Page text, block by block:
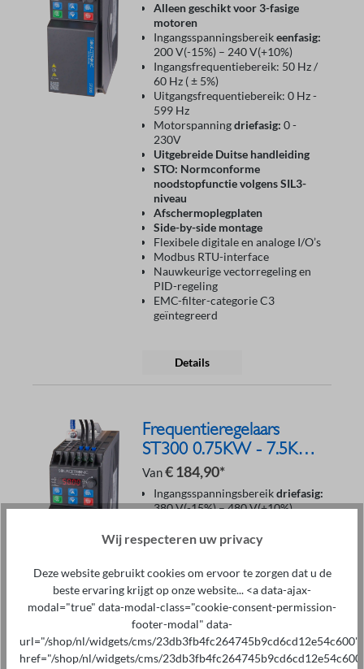
Alleen geschikt voor 3-fasige
motoren
Ingangsspanningsbereikeenfasig:
200 V(-15%) – 240 V(+10%)
Ingangsfrequentiebereik: 50 Hz /
60 Hz ( ± 5%)
Uitgangsfrequentiebereik: 0 Hz -
599 Hz
Motorspanningdriefasig: 0 -
230V
Uitgebreide Duitse handleiding
STO: Normconforme
noodstopfunctie volgens SIL3-
niveau
Afschermoplegplaten
Side-by-side montage
Flexibele digitale en analoge I/O’s
Modbus RTU-interface
Nauwkeurige vectorregeling en
PID-regeling
EMC-filter-categorie C3
geïntegreerd
Details
Frequentieregelaars
ST300 0.75KW - 7.5KW
400V
Van€ 184,90*
Ingangsspanningsbereikdriefasig:
380 V(-15%) – 480 V(+10%)
60 Hz ( ± 5%)
599 Hz
Uitgebreide Duitse
bedieningshandleiding
STO: Normconforme
noodstopfunctie volgens SIL3-
niveau
Afschermoplegplaten
Wij respecteren uw privacy
Deze website gebruikt cookies om ervoor te zorgen dat u de
beste ervaring krijgt op onze website... <a data-ajax-
modal="true" data-modal-class="cookie-consent-permission-
footer-modal" data-
url="/shop/nl/widgets/cms/23db3fb4fc264745b9cd6cd12e54c600"
href="/shop/nl/widgets/cms/